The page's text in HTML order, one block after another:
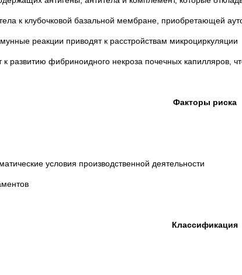
к клубочковой базальной мембране, приобретающей
реакции приводят к расстройствам микроциркуляции
развитию фибриноидного некроза почечных капилляров,
Факторы риска
условия производственной деятельности
Классификация